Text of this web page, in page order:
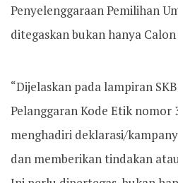
Penyelenggaraan Pemilihan
ditegaskan bukan hanya
“Dijelaskan pada lampiran
Pelanggaran Kode Etik nomor
menghadiri deklarasi/
dan memberikan tindakan